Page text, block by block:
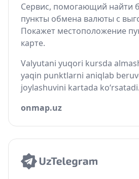
Сервис, помогающий найти
пункты обмена валюты с
Покажет местоположение
карте.
Valyutani yuqori kursda
yaqin punktlarni aniqlab
joylashuvini kartada ko‘rsatadi.
onmap.uz